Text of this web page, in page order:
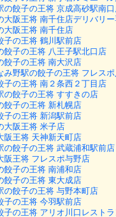
の餃子の王将 京成高砂駅南
大阪王将 南千住店デリバリー
大阪王将 南千住店
子の王将 鶴川駅前店
餃子の王将 八王子駅北口店
餃子の王将 南大沢店
み野駅の餃子の王将 フレス
子の王将 南２条西２丁目店
の餃子の王将 すすきの店
餃子の王将 新札幌店
子の王将 新潟駅前店
大阪王将 米子店
阪王将 天神新天町店
の餃子の王将 武蔵浦和駅前店
阪王将 フレスポ与野店
餃子の王将 南浦和店
餃子の王将 東大成店
の餃子の王将 与野本町店
子の王将 今羽駅前店
子の王将 アリオ川口レスト